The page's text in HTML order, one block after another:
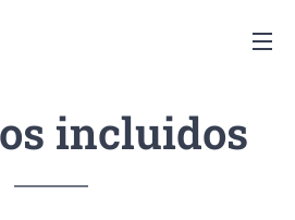
incluidos